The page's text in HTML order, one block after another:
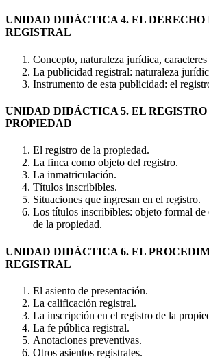
UNIDAD DIDÁCTICA 4. EL
REGISTRAL
Concepto, naturaleza jurídica,
La publicidad registral: naturaleza
Instrumento de esta publicidad: el
UNIDAD DIDÁCTICA 5. EL
PROPIEDAD
El registro de la propiedad.
La finca como objeto del registro.
La inmatriculación.
Títulos inscribibles.
Situaciones que ingresan en el registro.
Los títulos inscribibles: objeto formal de
de la propiedad.
UNIDAD DIDÁCTICA 6. EL
REGISTRAL
El asiento de presentación.
La calificación registral.
La inscripción en el registro de la
La fe pública registral.
Anotaciones preventivas.
Otros asientos registrales.